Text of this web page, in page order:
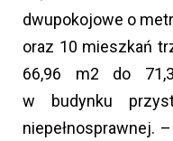
dwupokojowe o
oraz 10 mieszkań
66,96 m2 do
w budynku
niepełnosprawnej. –